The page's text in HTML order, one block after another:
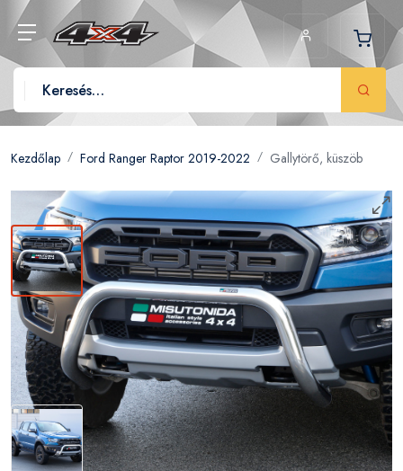
Kezdőlap Ford Ranger Raptor 2019-2022 Gallytörő, küszöb